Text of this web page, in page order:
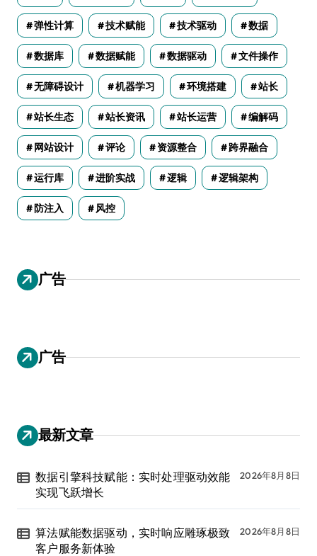
弹性计算 技术赋能 技术驱动 数据
数据库 数据赋能 数据驱动 文件操作
无障碍设计 机器学习 环境搭建 站长
站长生态 站长资讯 站长运营 编解码
网站设计 评论 资源整合 跨界融合
运行库 进阶实战 逻辑 逻辑架构
防注入 风控
广告
广告
最新文章
数据引擎科技赋能：实时处理驱动效能
实现飞跃增长
2026年8月8日
算法赋能数据驱动，实时响应雕琢极致
客户服务新体验
2026年8月8日